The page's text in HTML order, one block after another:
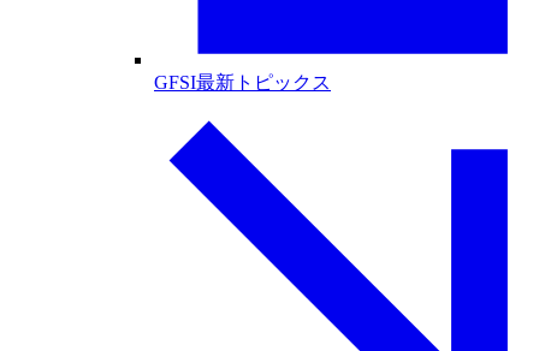
GFSI最新トピックス